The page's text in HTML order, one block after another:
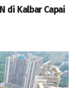
di Kalbar Capai